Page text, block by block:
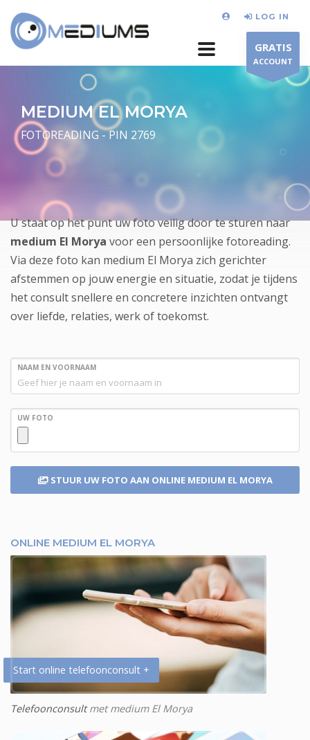
LOG IN
GRATIS
ACCOUNT
MEDIUM EL MORYA
FOTOREADING - PIN 2769
U staat op het punt uw foto veilig door te sturen naar
medium El Morya voor een persoonlijke fotoreading.
Via deze foto kan medium El Morya zich gerichter
afstemmen op jouw energie en situatie, zodat je tijdens
het consult snellere en concretere inzichten ontvangt
over liefde, relaties, werk of toekomst.
NAAM EN VOORNAAM
UW FOTO
STUUR UW FOTO AAN ONLINE MEDIUM EL MORYA
ONLINE MEDIUM EL MORYA
Start online telefoonconsult +
Telefoonconsultmet medium El Morya